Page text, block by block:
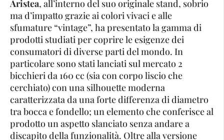
Aristea, all’interno del suo originale stand, sobrio
ma d’impatto grazie ai colori vivaci e alle
sfumature “vintage”, ha presentato la gamma di
prodotti studiati per coprire le esigenze dei
consumatori di diverse parti del mondo. In
particolare sono stati lanciati sul mercato 2
bicchieri da 160 cc (sia con corpo liscio che
cerchiato) con una silhouette moderna
caratterizzata da una forte differenza di diametro
tra bocca e fondello; un elemento che conferisce al
prodotto un aspetto slanciato senza andare a
discapito della funzionalità. Oltre alla versione